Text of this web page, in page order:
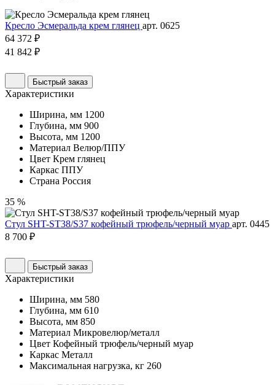
Кресло Эсмеральда крем глянец арт. 0625
64 372 ₽
41 842 ₽
Быстрый заказ
Характеристики
Ширина, мм 1200
Глубина, мм 900
Высота, мм 1200
Материал Велюр/ППУ
Цвет Крем глянец
Каркас ППУ
Страна Россия
35 %
Стул SHT-ST38/S37 кофейный трюфель/черный муар арт. 0445
8 700 ₽
Быстрый заказ
Характеристики
Ширина, мм 580
Глубина, мм 610
Высота, мм 850
Материал Микровелюр/металл
Цвет Кофейный трюфель/черный муар
Каркас Металл
Максимальная нагрузка, кг 260